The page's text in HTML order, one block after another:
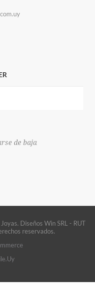
de baja
Diseños Win SRL - RUT
reservados.